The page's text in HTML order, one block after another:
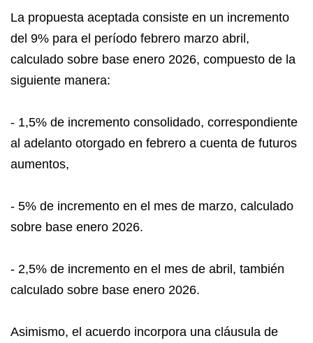
La propuesta aceptada consiste en un incremento
del 9% para el período febrero marzo abril,
calculado sobre base enero 2026, compuesto de la
siguiente manera:
- 1,5% de incremento consolidado, correspondiente
al adelanto otorgado en febrero a cuenta de futuros
aumentos,
- 5% de incremento en el mes de marzo, calculado
sobre base enero 2026.
- 2,5% de incremento en el mes de abril, también
calculado sobre base enero 2026.
Asimismo, el acuerdo incorpora una cláusula de